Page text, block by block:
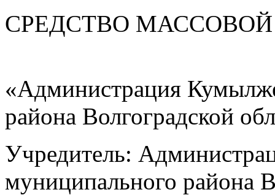
СРЕДСТВО
«Администрация
района Волгоградской
Учредитель:
муниципального района